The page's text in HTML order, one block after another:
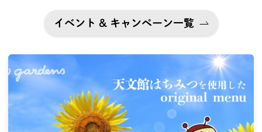
イベント & キャンペーン一覧